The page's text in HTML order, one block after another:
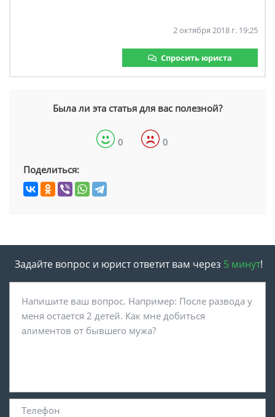
2 октября 2018 г. 19:25
Спросить юриста
Была ли эта статья для вас полезной?
0 0
Поделиться:
Задайте вопрос и юрист ответит вам через 5 минут!